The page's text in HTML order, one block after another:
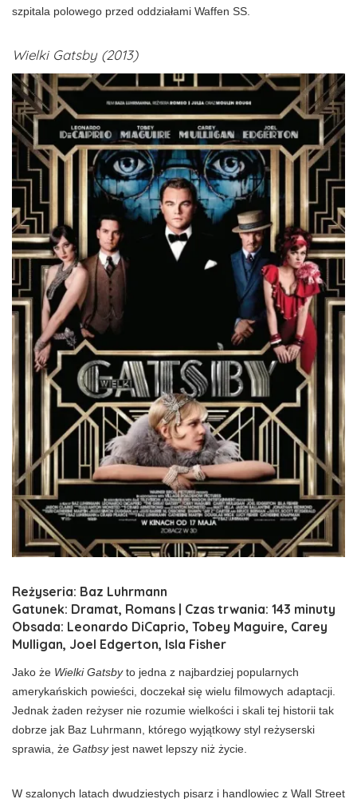
szpitala polowego przed oddziałami Waffen SS.
Wielki Gatsby (2013)
Reżyseria: Baz Luhrmann
Gatunek: Dramat, Romans | Czas trwania: 143 minuty
Obsada: Leonardo DiCaprio, Tobey Maguire, Carey
Mulligan, Joel Edgerton, Isla Fisher
Jako że Wielki Gatsbyto jedna z najbardziej popularnych
amerykańskich powieści, doczekał się wielu filmowych adaptacji.
Jednak żaden reżyser nie rozumie wielkości i skali tej historii tak
dobrze jak Baz Luhrmann, którego wyjątkowy styl reżyserski
sprawia, że Gatbsyjest nawet lepszy niż życie.
W szalonych latach dwudziestych pisarz i handlowiec z Wall Street